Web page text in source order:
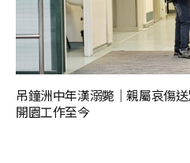
吊鐘洲中年漢溺斃｜親屬哀傷
開園工作至今